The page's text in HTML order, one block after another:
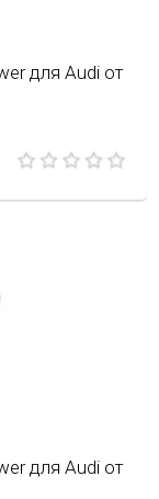
для Audi от
для Audi от